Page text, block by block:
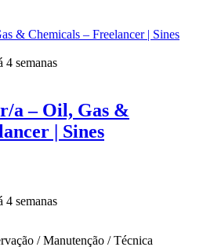
& Chemicals – Freelancer | Sines
4 semanas
a – Oil, Gas &
| Sines
4 semanas
/ Manutenção / Técnica